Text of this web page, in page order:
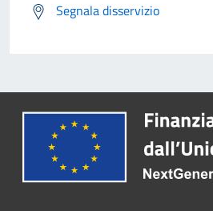
Segnala disservizio